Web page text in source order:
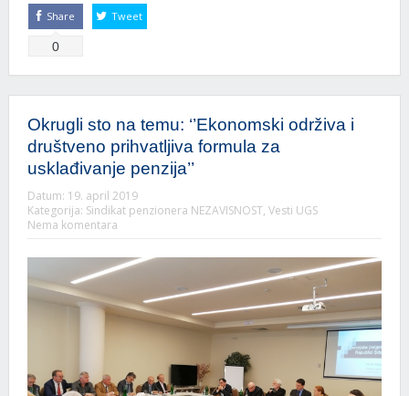
Share
0
Tweet
Okrugli sto na temu: ‘’Ekonomski održiva i
društveno prihvatljiva formula za
usklađivanje penzija’’
Datum: 19. april 2019
Kategorija: Sindikat penzionera NEZAVISNOST, Vesti UGS
Nema komentara